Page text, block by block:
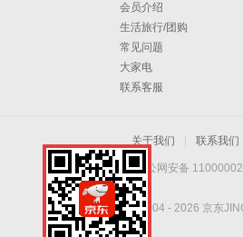
会员介绍
生活旅行/团购
常见问题
大家电
联系客服
关于我们 联系我们
京公网安备
Copyright © 2004 - 2026 京东